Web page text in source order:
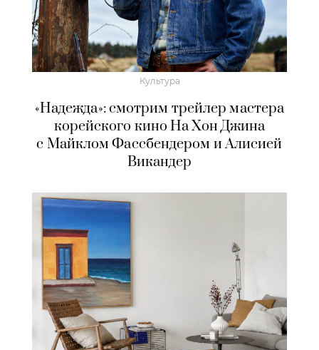
Культура
«Надежда»: смотрим трейлер мастера
корейского кино На Хон Джина
с Майклом Фассбендером и Алисией
Викандер